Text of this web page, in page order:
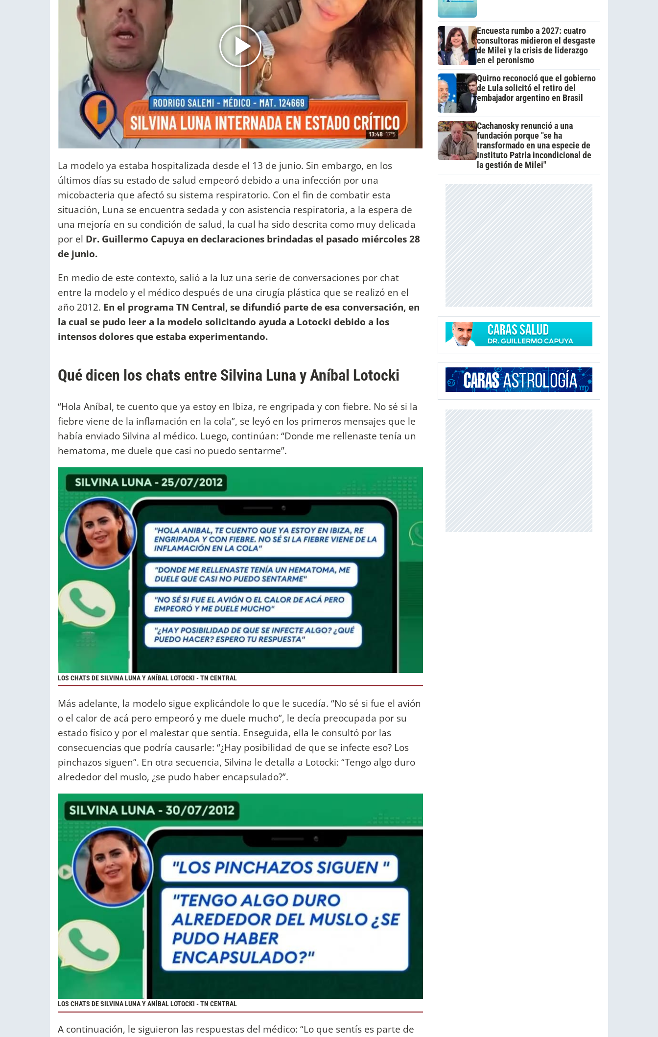
La modelo ya estaba hospitalizada desde el 13 de junio. Sin embargo, en los
últimos días su estado de salud empeoró debido a una infección por una
micobacteria que afectó su sistema respiratorio. Con el fin de combatir esta
situación, Luna se encuentra sedada y con asistencia respiratoria, a la espera de
una mejoría en su condición de salud, la cual ha sido descrita como muy delicada
por el Dr. Guillermo Capuya en declaraciones brindadas el pasado miércoles 28
de junio.
En medio de este contexto, salió a la luz una serie de conversaciones por chat
entre la modelo y el médico después de una cirugía plástica que se realizó en el
año 2012. En el programa TN Central, se difundió parte de esa conversación, en
la cual se pudo leer a la modelo solicitando ayuda a Lotocki debido a los
intensos dolores que estaba experimentando.
Qué dicen los chats entre Silvina Luna y Aníbal Lotocki
“Hola Aníbal, te cuento que ya estoy en Ibiza, re engripada y con fiebre. No sé si la
fiebre viene de la inflamación en la cola”, se leyó en los primeros mensajes que le
había enviado Silvina al médico. Luego, continúan: “Donde me rellenaste tenía un
hematoma, me duele que casi no puedo sentarme”.
LOS CHATS DE SILVINA LUNA Y ANÍBAL LOTOCKI - TN CENTRAL
Más adelante, la modelo sigue explicándole lo que le sucedía. “No sé si fue el avión
o el calor de acá pero empeoró y me duele mucho”, le decía preocupada por su
estado físico y por el malestar que sentía. Enseguida, ella le consultó por las
consecuencias que podría causarle: “¿Hay posibilidad de que se infecte eso? Los
pinchazos siguen”. En otra secuencia, Silvina le detalla a Lotocki: “Tengo algo duro
alrededor del muslo, ¿se pudo haber encapsulado?”.
LOS CHATS DE SILVINA LUNA Y ANÍBAL LOTOCKI - TN CENTRAL
A continuación, le siguieron las respuestas del médico: “Lo que sentís es parte de
Encuesta rumbo a 2027: cuatro
consultoras midieron el desgaste
de Milei y la crisis de liderazgo
en el peronismo
Quirno reconoció que el gobierno
de Lula solicitó el retiro del
embajador argentino en Brasil
Cachanosky renunció a una
fundación porque "se ha
transformado en una especie de
Instituto Patria incondicional de
la gestión de Milei"